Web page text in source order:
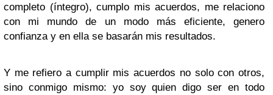
completo (íntegro), cumplo mis acuerdos, me relaciono
con mi mundo de un modo más eficiente, genero
confianza y en ella se basarán mis resultados.
Y me refiero a cumplir mis acuerdos no solo con otros,
sino conmigo mismo: yo soy quien digo ser en todo